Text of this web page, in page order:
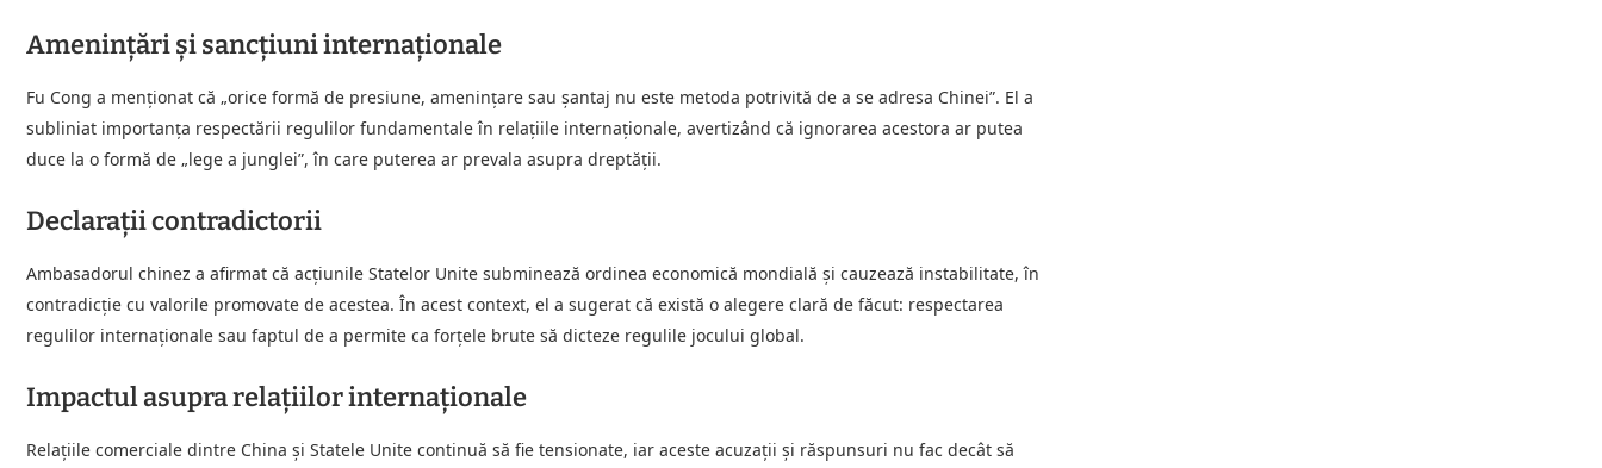
Amenințări și sancțiuni internaționale
Fu Cong a menționat că „orice formă de presiune, amenințare sau şantaj nu este metoda potrivită de a se adresa Chinei”. El a
subliniat importanța respectării regulilor fundamentale în relațiile internaționale, avertizând că ignorarea acestora ar putea
duce la o formă de „lege a junglei”, în care puterea ar prevala asupra dreptății.
Declarații contradictorii
Ambasadorul chinez a afirmat că acțiunile Statelor Unite subminează ordinea economică mondială și cauzează instabilitate, în
contradicție cu valorile promovate de acestea. În acest context, el a sugerat că există o alegere clară de făcut: respectarea
regulilor internaționale sau faptul de a permite ca forțele brute să dicteze regulile jocului global.
Impactul asupra relațiilor internaționale
Relațiile comerciale dintre China și Statele Unite continuă să fie tensionate, iar aceste acuzații și răspunsuri nu fac decât să